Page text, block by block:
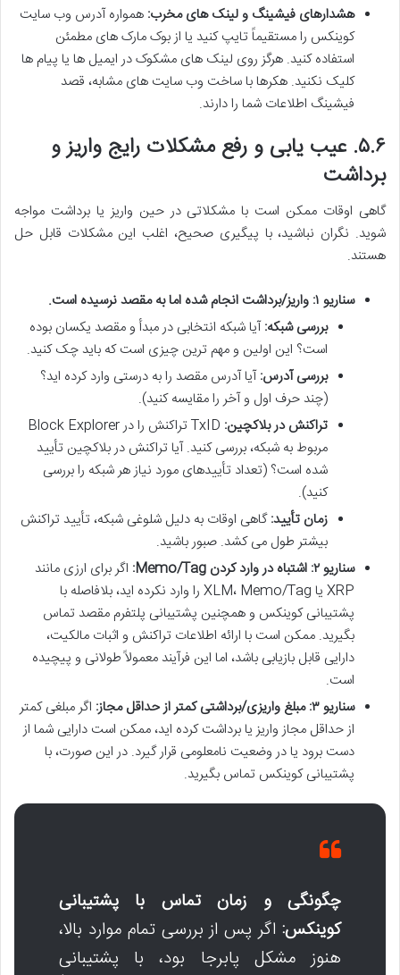
هشدارهای فیشینگ و لینک های مخرب: همواره آدرس وب سایت
کوینکس را مستقیماً تایپ کنید یا از بوک مارک های مطمئن
استفاده کنید. هرگز روی لینک های مشکوک در ایمیل ها یا پیام ها
کلیک نکنید. هکرها با ساخت وب سایت های مشابه، قصد
فیشینگ اطلاعات شما را دارند.
۵.۶. عیب یابی و رفع مشکلات رایج واریز و
برداشت
گاهی اوقات ممکن است با مشکلاتی در حین واریز یا برداشت مواجه
شوید. نگران نباشید، با پیگیری صحیح، اغلب این مشکلات قابل حل
هستند.
سناریو ۱: واریز/برداشت انجام شده اما به مقصد نرسیده است.
بررسی شبکه:آیا شبکه انتخابی در مبدأ و مقصد یکسان بوده
است؟ این اولین و مهم ترین چیزی است که باید چک کنید.
بررسی آدرس:آیا آدرس مقصد را به درستی وارد کرده اید؟
(چند حرف اول و آخر را مقایسه کنید).
تراکنش در بلاکچین:
TxID تراکنش را در Block Explorer
مربوط به شبکه، بررسی کنید. آیا تراکنش در بلاکچین تأیید
شده است؟ (تعداد تأییدهای مورد نیاز هر شبکه را بررسی
کنید).
زمان تأیید:گاهی اوقات به دلیل شلوغی شبکه، تأیید تراکنش
بیشتر طول می کشد. صبور باشید.
سناریو ۲: اشتباه در وارد کردن Memo/Tag:
اگر برای ارزی مانند
XRP یا XLM، Memo/Tag را وارد نکرده اید، بلافاصله با
پشتیبانی کوینکس و همچنین پشتیبانی پلتفرم مقصد تماس
بگیرید. ممکن است با ارائه اطلاعات تراکنش و اثبات مالکیت،
دارایی قابل بازیابی باشد، اما این فرآیند معمولاً طولانی و پیچیده
است.
سناریو ۳: مبلغ واریزی/برداشتی کمتر از حداقل مجاز:
اگر مبلغی کمتر
از حداقل مجاز واریز یا برداشت کرده اید، ممکن است دارایی شما از
دست برود یا در وضعیت نامعلومی قرار گیرد. در این صورت، با
پشتیبانی کوینکس تماس بگیرید.
چگونگی و زمان تماس با پشتیبانی
کوینکس: اگر پس از بررسی تمام موارد بالا،
هنوز مشکل پابرجا بود، با پشتیبانی